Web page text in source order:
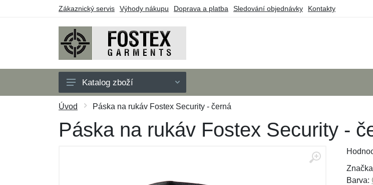
Zákaznický servis Výhody nákupu Doprava a platba Sledování objednávky Kontakty
Pánské
Dětské
Katalog zboží
Úvod Páska na rukáv Fostex Security - černá
Páska na rukáv Fostex Security -
Barva: